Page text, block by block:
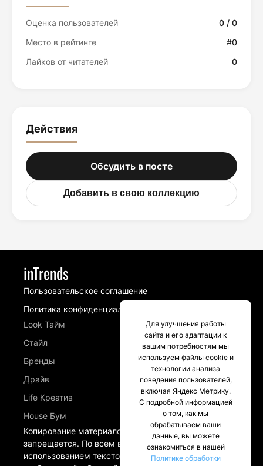
Оценка пользователей
0 / 0
Место в рейтинге
#0
Лайков от читателей
0
Действия
Обсудить в посте
Добавить в свою коллекцию
inTrends
Пользовательское соглашение
Политика конфиденциальности
Look Тайм
Стайл
Бренды
Драйв
Life Креатив
House Бум
Копирование материалов сайта intrends.ru
запрещается. По всем вопросам, связанных с
использованием текстовых материалов и
Для улучшения работы
сайта и его адаптации к
вашим потребностям мы
используем файлы cookie и
технологии анализа
поведения пользователей,
включая Яндекс Метрику.
С подробной информацией
о том, как мы
обрабатываем ваши
данные, вы можете
ознакомиться в нашей
Политике обработки